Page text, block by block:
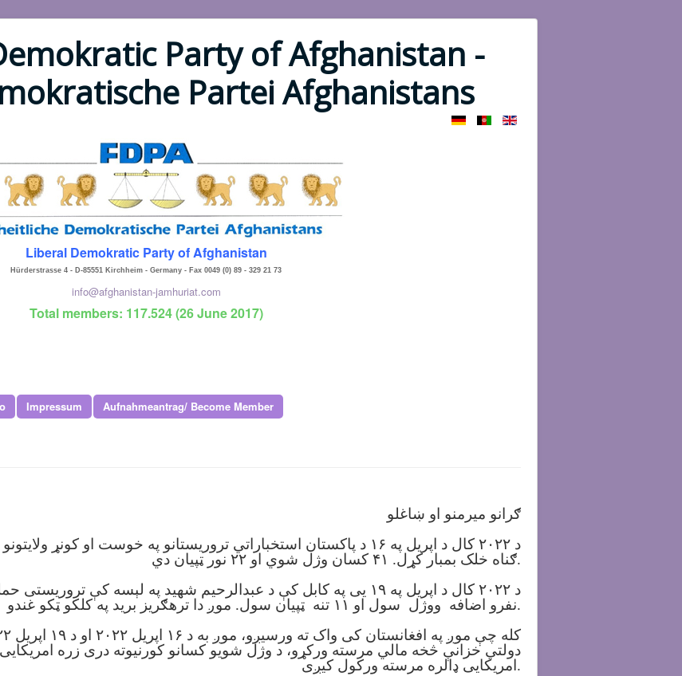
Party of Afghanistan -
Partei Afghanistans
Liberal Demokratic Party of Afghanistan
Hürderstrasse 4 - D-85551 Kirchheim - Germany - Fax 0049 (0) 89 - 329 21 73
info@afghanistan-jamhuriat.com
Total members: 117.524 (26 June 2017)
Impressum Aufnahmeantrag/ Become Member
ګرانو میرمنو او ښاغلو
د ۲۰۲۲ کال د اپریل په ۱۶ د پاکستان استخباراتي تروریستانو په خوست او
ګناه خلک بمبار کړل. ۴۱ کسان وژل شوي او ۲۲ نور ټپیان دي.
نفرو اضافه ووژل سول او ۱۱ تنه ټپیان سول. موږ دا ترهګریز برید په کلکو ټکو غندو.
دولتي خزانې څخه مالي مرسته ورکړو، د وژل شویو کسانو کورنیوته دری زره امریکایی
امریکایی ډالره مرسته ورکول کیږی.